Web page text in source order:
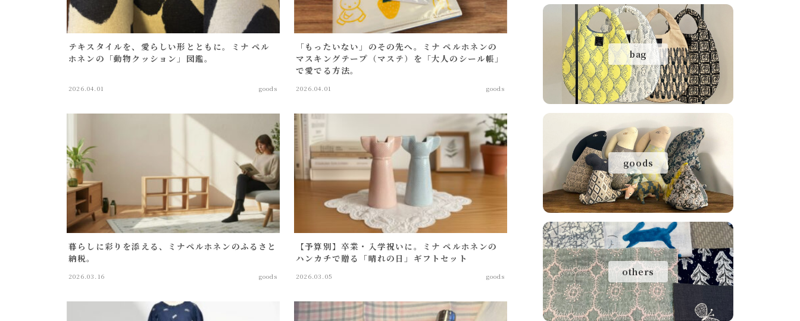
動物クッション
table ware
others(goods)
others(recommend)
テキスタイルを、愛らしい形とともに。ミナ ペル
ホネンの「動物クッション」図鑑。
2026.04.01 goods
「もったいない」のその先へ。ミナ ペルホネンの
マスキングテープ（マステ）を「大人のシール帳」
で愛でる方法。
2026.04.01 goods
暮らしに彩りを添える、ミナペルホネンのふるさと
納税。
2026.03.16 goods
【予算別】卒業・入学祝いに。ミナ ペルホネンの
ハンカチで贈る「晴れの日」ギフトセット
2026.03.05 goods
bag
goods
others